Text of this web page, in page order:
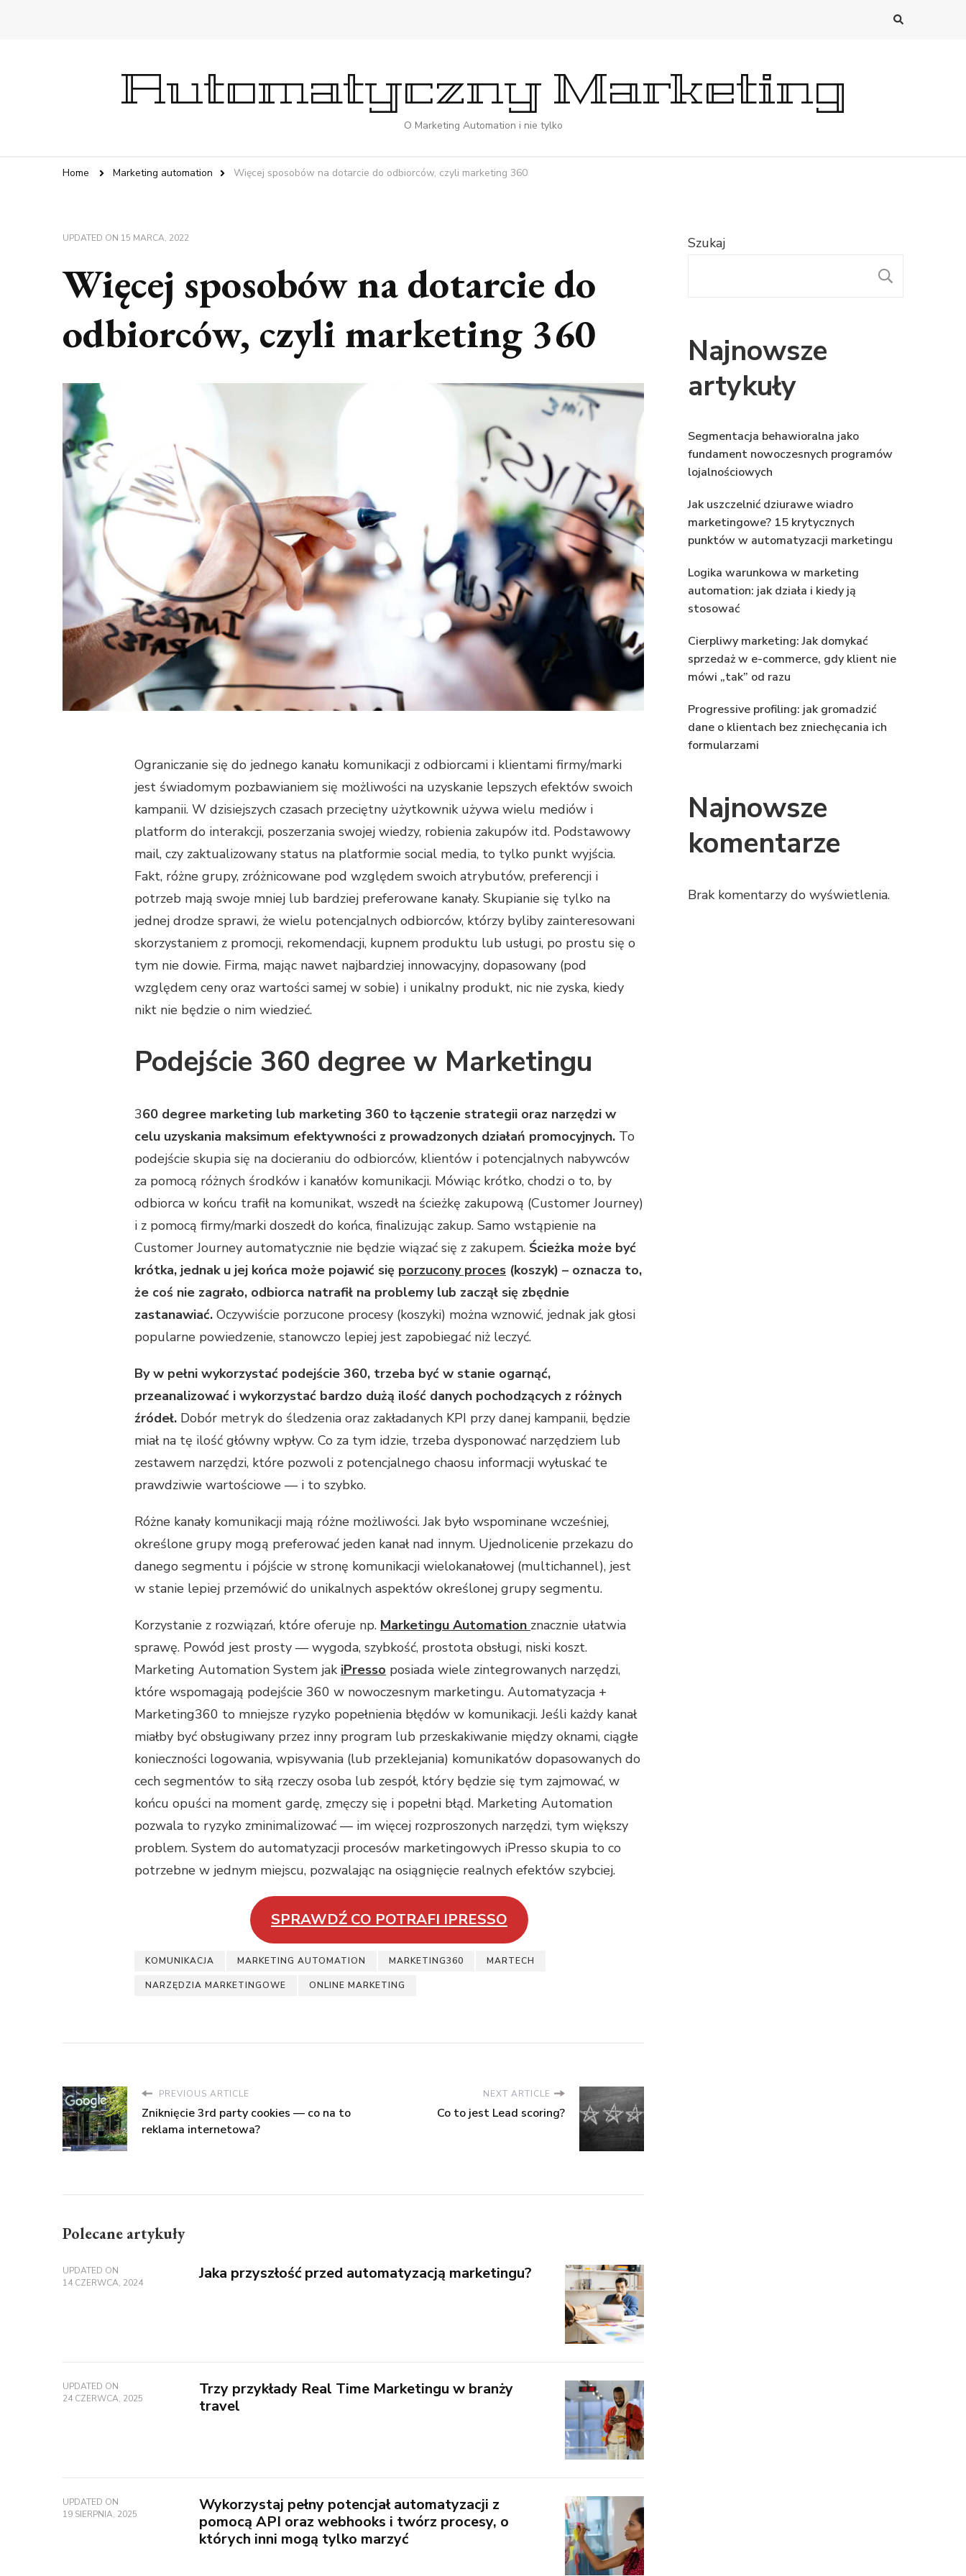
Automatyczny Marketing
O Marketing Automation i nie tylko
Home Marketing automation Więcej sposobów na dotarcie do odbiorców, czyli marketing 360
UPDATED ON 15 MARCA, 2022
Więcej sposobów na dotarcie do
odbiorców, czyli marketing 360
Ograniczanie się do jednego kanału komunikacji z odbiorcami i klientami firmy/marki
jest świadomym pozbawianiem się możliwości na uzyskanie lepszych efektów swoich
kampanii. W dzisiejszych czasach przeciętny użytkownik używa wielu mediów i
platform do interakcji, poszerzania swojej wiedzy, robienia zakupów itd. Podstawowy
mail, czy zaktualizowany status na platformie social media, to tylko punkt wyjścia.
Fakt, różne grupy, zróżnicowane pod względem swoich atrybutów, preferencji i
potrzeb mają swoje mniej lub bardziej preferowane kanały. Skupianie się tylko na
jednej drodze sprawi, że wielu potencjalnych odbiorców, którzy byliby zainteresowani
skorzystaniem z promocji, rekomendacji, kupnem produktu lub usługi, po prostu się o
tym nie dowie. Firma, mając nawet najbardziej innowacyjny, dopasowany (pod
względem ceny oraz wartości samej w sobie) i unikalny produkt, nic nie zyska, kiedy
nikt nie będzie o nim wiedzieć.
Podejście 360 degree w Marketingu
360 degree marketing lub marketing 360 to łączenie strategii oraz narzędzi w
celu uzyskania maksimum efektywności z prowadzonych działań promocyjnych. To
podejście skupia się na docieraniu do odbiorców, klientów i potencjalnych nabywców
za pomocą różnych środków i kanałów komunikacji. Mówiąc krótko, chodzi o to, by
odbiorca w końcu trafił na komunikat, wszedł na ścieżkę zakupową (Customer Journey)
i z pomocą firmy/marki doszedł do końca, finalizując zakup. Samo wstąpienie na
Customer Journey automatycznie nie będzie wiązać się z zakupem. Ścieżka może być
krótka, jednak u jej końca może pojawić się porzucony proces (koszyk) – oznacza to,
że coś nie zagrało, odbiorca natrafił na problemy lub zaczął się zbędnie
zastanawiać. Oczywiście porzucone procesy (koszyki) można wznowić, jednak jak głosi
popularne powiedzenie, stanowczo lepiej jest zapobiegać niż leczyć.
By w pełni wykorzystać podejście 360, trzeba być w stanie ogarnąć,
przeanalizować i wykorzystać bardzo dużą ilość danych pochodzących z różnych
źródeł. Dobór metryk do śledzenia oraz zakładanych KPI przy danej kampanii, będzie
miał na tę ilość główny wpływ. Co za tym idzie, trzeba dysponować narzędziem lub
zestawem narzędzi, które pozwoli z potencjalnego chaosu informacji wyłuskać te
prawdziwie wartościowe — i to szybko.
Różne kanały komunikacji mają różne możliwości. Jak było wspominane wcześniej,
określone grupy mogą preferować jeden kanał nad innym. Ujednolicenie przekazu do
danego segmentu i pójście w stronę komunikacji wielokanałowej (multichannel), jest
w stanie lepiej przemówić do unikalnych aspektów określonej grupy segmentu.
Korzystanie z rozwiązań, które oferuje np. Marketingu Automation znacznie ułatwia
sprawę. Powód jest prosty — wygoda, szybkość, prostota obsługi, niski koszt.
Marketing Automation System jak iPresso posiada wiele zintegrowanych narzędzi,
które wspomagają podejście 360 w nowoczesnym marketingu. Automatyzacja +
Marketing360 to mniejsze ryzyko popełnienia błędów w komunikacji. Jeśli każdy kanał
miałby być obsługiwany przez inny program lub przeskakiwanie między oknami, ciągłe
konieczności logowania, wpisywania (lub przeklejania) komunikatów dopasowanych do
cech segmentów to siłą rzeczy osoba lub zespół, który będzie się tym zajmować, w
końcu opuści na moment gardę, zmęczy się i popełni błąd. Marketing Automation
pozwala to ryzyko zminimalizować — im więcej rozproszonych narzędzi, tym większy
problem. System do automatyzacji procesów marketingowych iPresso skupia to co
potrzebne w jednym miejscu, pozwalając na osiągnięcie realnych efektów szybciej.
SPRAWDŹ CO POTRAFI IPRESSO
KOMUNIKACJA MARKETING AUTOMATION MARKETING360 MARTECH
NARZĘDZIA MARKETINGOWE ONLINE MARKETING
PREVIOUS ARTICLE
Zniknięcie 3rd party cookies — co na to
reklama internetowa?
NEXT ARTICLE
Co to jest Lead scoring?
Polecane artykuły
UPDATED ON
14 CZERWCA, 2024
Jaka przyszłość przed automatyzacją marketingu?
UPDATED ON
24 CZERWCA, 2025
Trzy przykłady Real Time Marketingu w branży
travel
UPDATED ON
19 SIERPNIA, 2025
Wykorzystaj pełny potencjał automatyzacji z
pomocą API oraz webhooks i twórz procesy, o
których inni mogą tylko marzyć
Szukaj
Najnowsze
artykuły
Segmentacja behawioralna jako
fundament nowoczesnych programów
lojalnościowych
Jak uszczelnić dziurawe wiadro
marketingowe? 15 krytycznych
punktów w automatyzacji marketingu
Logika warunkowa w marketing
automation: jak działa i kiedy ją
stosować
Cierpliwy marketing: Jak domykać
sprzedaż w e-commerce, gdy klient nie
mówi „tak” od razu
Progressive profiling: jak gromadzić
dane o klientach bez zniechęcania ich
formularzami
Najnowsze
komentarze
Brak komentarzy do wyświetlenia.